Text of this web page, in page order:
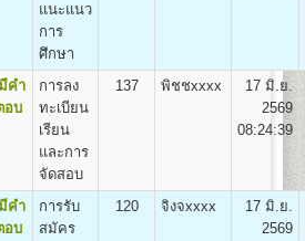
ตรี
หลักสูตร 4 ปี จำนวน 144
ตรบัณฑิต (สื่อสารมวลชน) ศศ.บ.
of Arts (Mass
(Mass Communication)
คือ สาขาวิชาสื่อสารมวลชน
ารรับสมัครเป็นนักศึกษาใหม่แล้ว ผู้
รกลับไป ดังนี้
ลงทะเบียนนักศึกษาใหม่
ะจำ ตัวนักศึกษา
ทศนักศึกษา
นียมการศึกษา ค่าลง
ละค่าบำรุงการศึกษา
แนะแนว
การ
ศึกษา
คำ
อบ
การลง
ทะเบียน
เรียน
และการ
จัดสอบ
137 พิชชxxxx
17 มิ.ย.
2569
08:24:39
คำ
อบ
การรับ
สมัคร
120 จิงจxxxx
17 มิ.ย.
2569